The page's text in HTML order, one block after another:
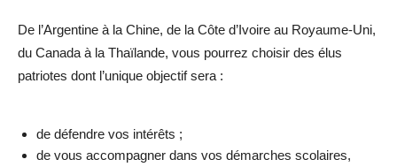
De l’Argentine à la Chine, de la Côte d’Ivoire au Royaume-Uni,
du Canada à la Thaïlande, vous pourrez choisir des élus
patriotes dont l’unique objectif sera :
de défendre vos intérêts ;
de vous accompagner dans vos démarches scolaires,